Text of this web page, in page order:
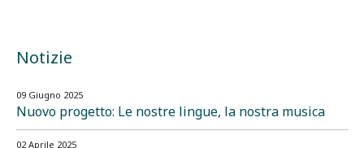
Notizie
09 Giugno 2025
Nuovo progetto: Le nostre lingue, la nostra musica
02 Aprile 2025